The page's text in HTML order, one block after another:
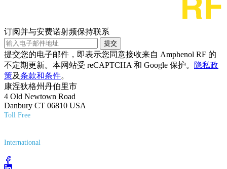
订阅并与安费诺射频保持联系
提交
提交您的电子邮件，即表示您同意接收来自 Amphenol RF 的
不定期更新。本网站受 reCAPTCHA 和 Google 保护。
隐私政
策及条款和条件。
康涅狄格州丹伯里市
4 Old Newtown Road
Danbury CT 06810 USA
Toll Free
International